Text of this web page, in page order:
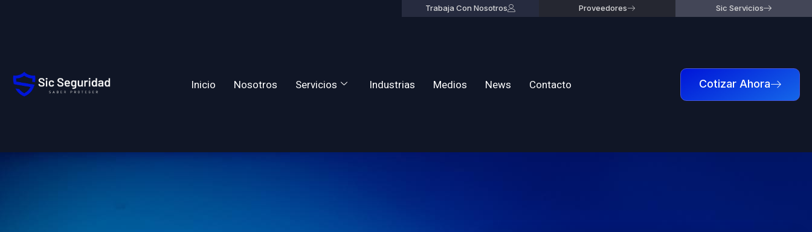
Trabaja Con Nosotros Proveedores Sic Servicios
Inicio Nosotros Servicios Industrias Medios News Contacto Cotizar Ahora